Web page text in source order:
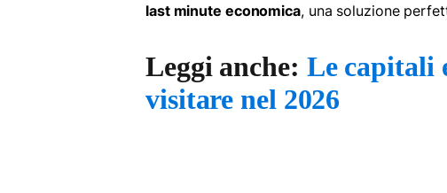
last minute economica, una soluzione
Leggi anche: Le capitali
visitare nel 2026